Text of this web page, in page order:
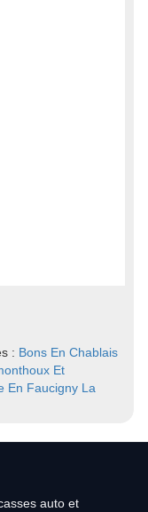
: Bons En Chablais
Et
En Faucigny La
auto et